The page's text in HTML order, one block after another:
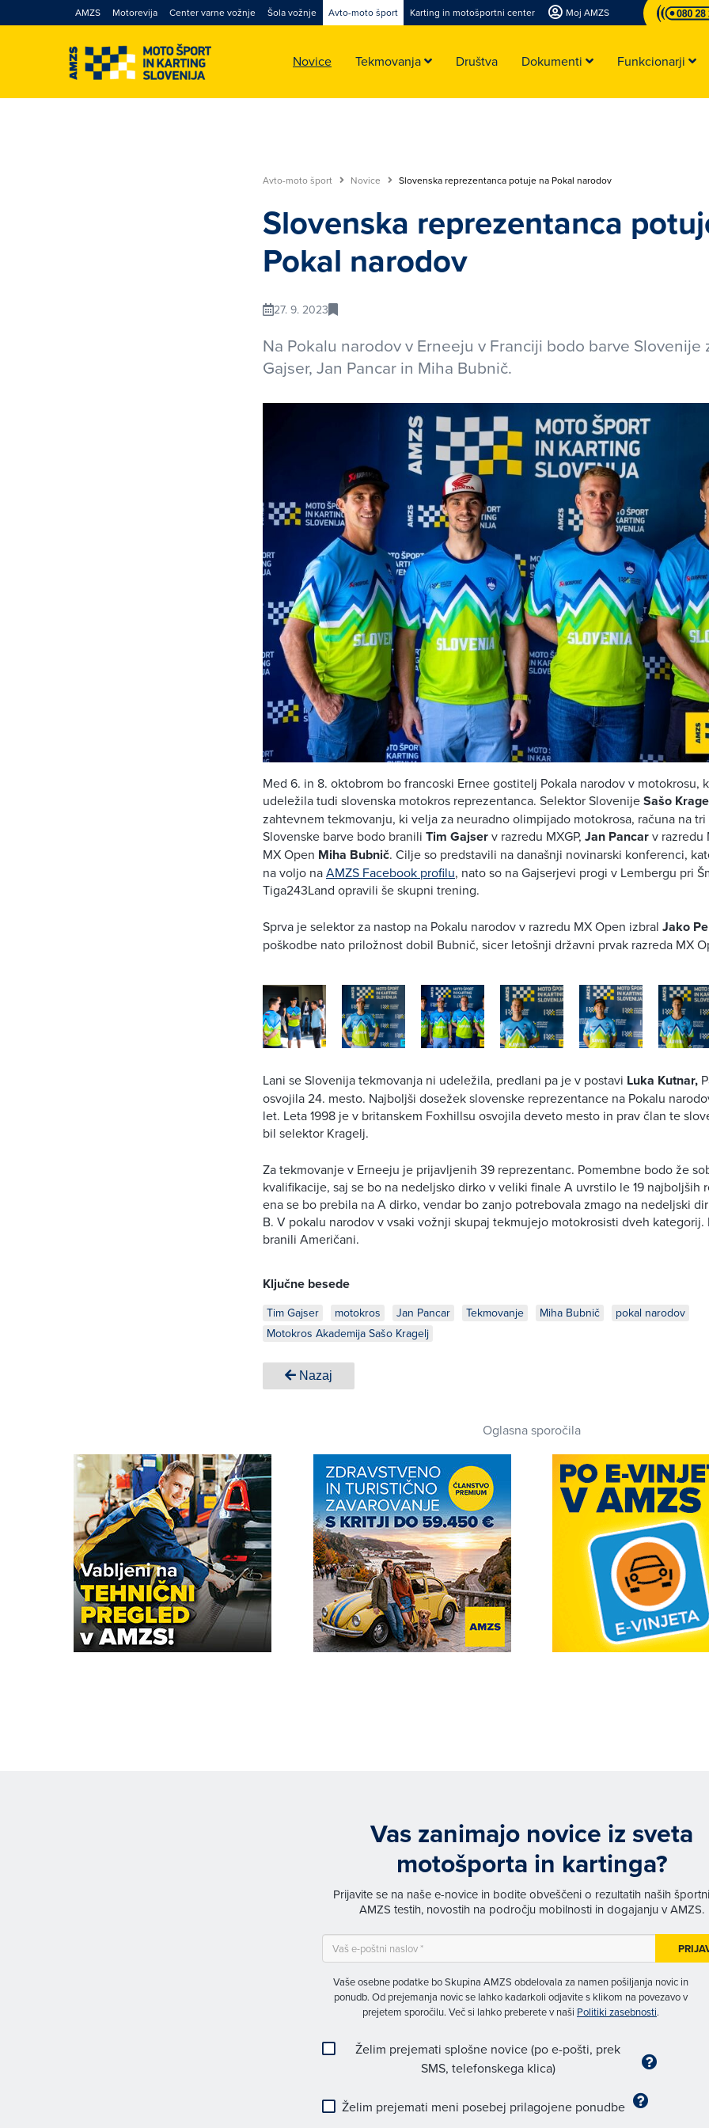
AMZS Motorevija Center varne vožnje Šola vožnje Avto-moto šport Karting in motošportni center Moj AMZS
Novice Tekmovanja Društva Dokumenti Funkcionarji
Avto-moto šport Novice Slovenska reprezentanca potuje na Pokal narodov
Slovenska reprezentanca
Pokal narodov
27. 9. 2023
Na Pokalu narodov v Erneeju v Franciji bodo barve Slovenije
Gajser, Jan Pancar in Miha Bubnič.
Med 6. in 8. oktobrom bo francoski Ernee gostitelj Pokala narodov v motokrosu,
udeležila tudi slovenska motokros reprezentanca. Selektor SlovenijeSašo
zahtevnem tekmovanju, ki velja za neuradno olimpijado motokrosa, računa na
Slovenske barve bodo branili Tim Gajserv razredu MXGP, Jan Pancarv razredu
MX Open Miha Bubnič. Cilje so predstavili na današnji novinarski konferenci,
na voljo naAMZS Facebook profilu, nato so na Gajserjevi progi v Lembergu pri
Tiga243Land opravili še skupni trening.
Sprva je selektor za nastop na Pokalu narodov v razredu MX Open izbral Jako
poškodbe nato priložnost dobil Bubnič, sicer letošnji državni prvak razreda MX
Lani se Slovenija tekmovanja ni udeležila, predlani pa je v postavi Luka Kutnar,
osvojila 24. mesto. Najboljši dosežek slovenske reprezentance na Pokalu
let. Leta 1998 je v britanskem Foxhillsu osvojila deveto mesto in prav član te
bil selektor Kragelj.
Za tekmovanje v Erneeju je prijavljenih 39 reprezentanc. Pomembne bodo že
kvalifikacije, saj se bo na nedeljsko dirko v veliki finale A uvrstilo le 19 najboljših
ena se bo prebila na A dirko, vendar bo zanjo potrebovala zmago na nedeljski
B. V pokalu narodov v vsaki vožnji skupaj tekmujejo motokrosisti dveh kategorij.
branili Američani.
Ključne besede
Tim Gajser motokros Jan Pancar Tekmovanje Miha Bubnič
pokal narodov
Motokros Akademija Sašo Kragelj
Nazaj
Oglasna sporočila
Vas zanimajo novice iz sveta
motošporta in kartinga?
Prijavite se na naše e-novice in bodite obveščeni o rezultatih naših
AMZS testih, novostih na področju mobilnosti in dogajanju v AMZS.
Vaše osebne podatke bo Skupina AMZS obdelovala za namen pošiljanja novic in
ponudb. Od prejemanja novic se lahko kadarkoli odjavite s klikom na povezavo v
prejetem sporočilu. Več si lahko preberete v naši Politiki zasebnosti.
Želim prejemati splošne novice (po e-pošti, prek
SMS, telefonskega klica)
Želim prejemati meni posebej prilagojene ponudbe